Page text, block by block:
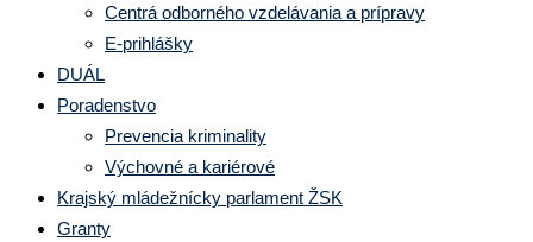
Centrá odborného vzdelávania a prípravy
E-prihlášky
DUÁL
Poradenstvo
Prevencia kriminality
Výchovné a kariérové
Krajský mládežnícky parlament ŽSK
Granty